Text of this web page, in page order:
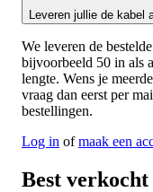
Leveren jullie de
We leveren de
bijvoorbeeld 50 in als
lengte. Wens je
vraag dan eerst per
bestellingen.
Log in ofmaak een
Best verkocht